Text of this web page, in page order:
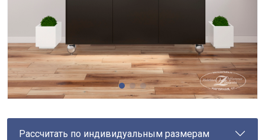
Рассчитать по индивидуальным размерам